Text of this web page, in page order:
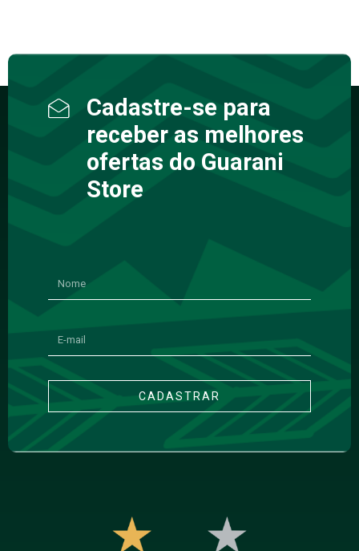
Cadastre-se para
receber as melhores
ofertas do Guarani
Store
CADASTRAR